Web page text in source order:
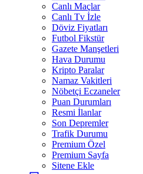
Canlı Maçlar
Canlı Tv İzle
Döviz Fiyatları
Futbol Fikstür
Gazete Manşetleri
Hava Durumu
Kripto Paralar
Namaz Vakitleri
Nöbetçi Eczaneler
Puan Durumları
Resmi İlanlar
Son Depremler
Trafik Durumu
Premium Özel
Premium Sayfa
Sitene Ekle